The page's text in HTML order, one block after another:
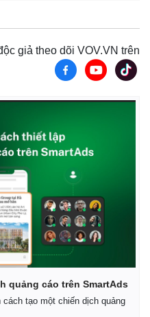
giả theo dõi VOV.VN trên
quảng cáo trên SmartAds
tạo một chiến dịch quảng